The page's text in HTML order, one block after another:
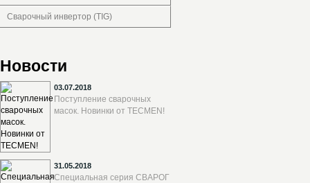
Сварочный инвертор (TIG)
Новости
03.07.2018
Поступление сварочных
масок. Новинки от TECMEN!
31.05.2018
Специальная серия СВАРОГ